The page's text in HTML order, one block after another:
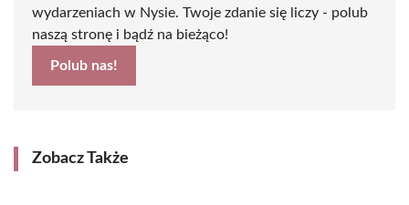
wydarzeniach w Nysie. Twoje zdanie się liczy - polub
naszą stronę i bądź na bieżąco!
Polub nas!
Zobacz Także